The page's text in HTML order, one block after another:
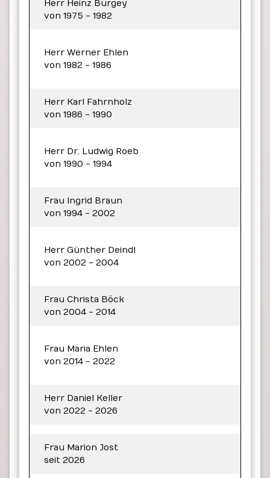
Herr Heinz Burgey
von 1975 - 1982
Herr Werner Ehlen
von 1982 - 1986
Herr Karl Fahrnholz
von 1986 - 1990
Herr Dr. Ludwig Roeb
von 1990 - 1994
Frau Ingrid Braun
von 1994 - 2002
Herr Günther Deindl
von 2002 - 2004
Frau Christa Böck
von 2004 - 2014
Frau Maria Ehlen
von 2014 - 2022
Herr Daniel Keller
von 2022 - 2026
Frau Marion Jost
seit 2026